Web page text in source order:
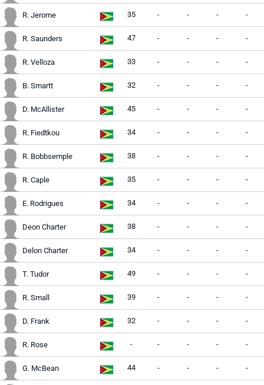
R. Jerome 35 - - - -
R. Saunders 47 - - - -
R. Velloza 33 - - - -
B. Smartt 32 - - - -
D. McAllister 45 - - - -
R. Fiedtkou 34 - - - -
R. Bobbsemple 38 - - - -
R. Caple 35 - - - -
E. Rodrigues 34 - - - -
Deon Charter 38 - - - -
Delon Charter 34 - - - -
T. Tudor 49 - - - -
R. Small 39 - - - -
D. Frank 32 - - - -
R. Rose - - - - -
G. McBean 44 - - - -